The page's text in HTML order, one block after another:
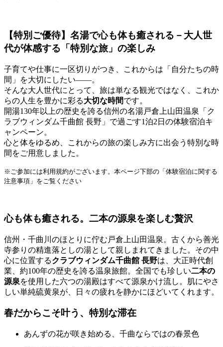
【特別ご優待】 名湯で心も体も癒される－ 大人世
代が体感する「特別な旅」の楽しみ
子育てや仕事に一区切りがつき、これからは「自分たちの時
間」を大切にしたい——。
そんな大人世代にとって、旅は単なる観光ではなく、これか
らの人生を豊かに彩る大切な時間です。
開湯130年以上の歴史を誇る信州の名湯戸倉上山田温泉「ク
ラブウィンダム千曲館 長野」で過ごす1泊2日の体験宿泊キ
ャンペーン。
心と体をゆるめ、これからの旅の楽しみ方に出会う特別な時
間をご用意しました。
※ご参加には利用規約がございます。本ページ下部の「体験宿泊に関する
注意事項」をご覧ください
心も体も癒される。二本の源泉を楽しむ贅沢
信州・千曲川のほとりに佇む戸倉上山田温泉。古くから善光
寺参りの精進落としの湯として親しまれてきました。その中
心に位置するクラブウィンダム千曲館 長野は、大正時代創
業、約100年の歴史を誇る温泉旅館。全国でも珍しい二本の
源泉を使用した六つの湯殿はすべて源泉かけ流し。肌にやさ
しい単純硫黄泉が、日々の疲れを静かにほどいてくれます。
春だからこそ叶う、特別な滞在
あんずの花が咲き始める、千曲ならではの春景色